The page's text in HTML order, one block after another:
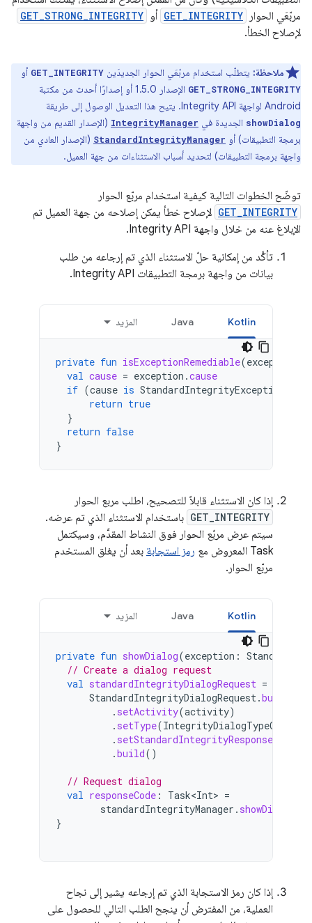
مربّعَي الحوار
GET_INTEGRITY أو GET_STRONG_INTEGRITY
لإصلاح الخطأ.
ملاحظة: يتطلّب استخدام مربّعَي الحوار الجديدَين GET_INTEGRITY أو
GET_STRONG_INTEGRITY
الإصدار 1.5.0 أو إصدارًا أحدث من مكتبة
Android لواجهة Integrity API. يتيح هذا التعديل الوصول إلى طريقة
showDialog الجديدة في IntegrityManager (الإصدار القديم من واجهة
برمجة التطبيقات) أو StandardIntegrityManager (الإصدار العادي من
واجهة برمجة التطبيقات) لتحديد أسباب الاستثناءات من جهة العميل.
توضّح الخطوات التالية كيفية استخدام مربّع الحوار
GET_INTEGRITY لإصلاح خطأ يمكن إصلاحه من جهة العميل تم
الإبلاغ عنه من خلال واجهة Integrity API.
تأكَّد من إمكانية حلّ الاستثناء الذي تم إرجاعه من طلب
بيانات من واجهة برمجة التطبيقات Integrity API.
Kotlin
Java المزيد
private fun isExceptionRemediable(exception
val cause = exception .cause
if (cause is StandardIntegrityException
return true
}
return false
}
إذا كان الاستثناء قابلاً للتصحيح، اطلب مربع الحوار
GET_INTEGRITY باستخدام الاستثناء الذي تم عرضه.
سيتم عرض مربّع الحوار فوق النشاط المقدَّم، وسيكتمل
Task المعروض مع
رمز استجابة بعد أن يغلق المستخدم
مربّع الحوار.
Kotlin
Java المزيد
private fun showDialog(exception :
// Create a dialog request
val standardIntegrityDialogRequest =
StandardIntegrityDialogRequest.builder
. setActivity(activity)
. setType(IntegrityDialogTypeCode
. setStandardIntegrityResponse
.build()
// Request dialog
val responseCode : Task<Int> =
standardIntegrityManager . showDialog
}
إذا كان رمز الاستجابة الذي تم إرجاعه يشير إلى نجاح
العملية، من المفترض أن ينجح الطلب التالي للحصول على